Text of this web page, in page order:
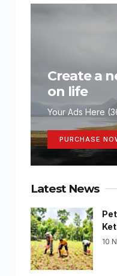
Create a
on life
Your Ads Here
PURCHASE
Latest News
10